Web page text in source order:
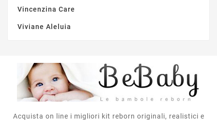
Vincenzina Care
Viviane Aleluia
Acquista on line i migliori kit reborn originali, realistici e